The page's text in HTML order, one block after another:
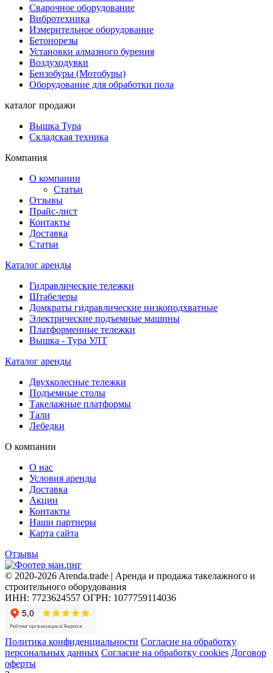
Сварочное оборудование
Вибротехника
Измерительное оборудование
Бетонорезы
Установки алмазного бурения
Воздуходувки
Бензобуры (Мотобуры)
Оборудование для обработки пола
каталог продажи
Вышка Тура
Складская техника
Компания
О компании
Статьи
Отзывы
Прайс-лист
Контакты
Доставка
Статьи
Каталог аренды
Гидравлические тележки
Штабелеры
Домкраты гидравлические низкоподхватные
Электрические подъемные машины
Платформенные тележки
Вышка - Тура УЛТ
Каталог аренды
Двухколесные тележки
Подъемные столы
Такелажные платформы
Тали
Лебедки
О компании
О нас
Условия аренды
Доставка
Акции
Контакты
Наши партнеры
Карта сайта
Отзывы
© 2020-2026 Arenda.trade | Аренда и продажа такелажного и
строительного оборудования
ИНН: 7723624557 ОГРН: 1077759114036
Политика конфиденциальности Согласие на обработку
персональных данных Согласие на обработку cookies Договор
оферты